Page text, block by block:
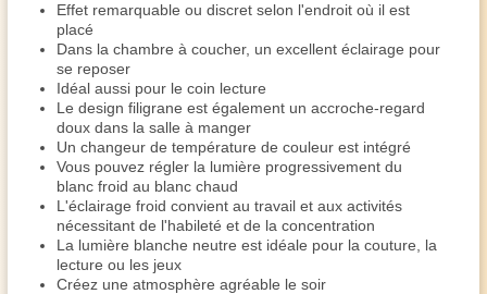
Effet remarquable ou discret selon l'endroit où il est
placé
Dans la chambre à coucher, un excellent éclairage pour
se reposer
Idéal aussi pour le coin lecture
Le design filigrane est également un accroche-regard
doux dans la salle à manger
Un changeur de température de couleur est intégré
Vous pouvez régler la lumière progressivement du
blanc froid au blanc chaud
L'éclairage froid convient au travail et aux activités
nécessitant de l'habileté et de la concentration
La lumière blanche neutre est idéale pour la couture, la
lecture ou les jeux
Créez une atmosphère agréable le soir